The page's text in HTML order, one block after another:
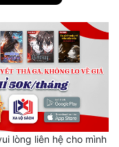
lòng liên hệ cho mình